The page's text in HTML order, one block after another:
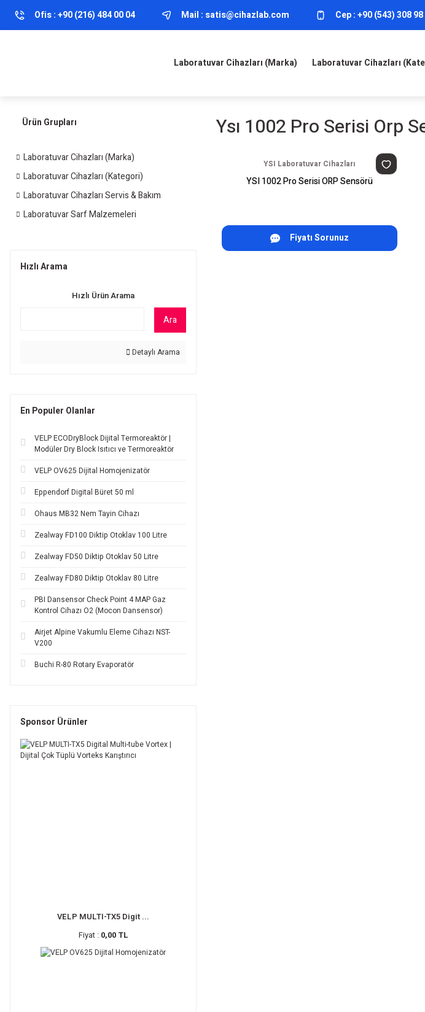
Ofis :+90 (216) 484 00 04 Mail : satis@cihazlab.com Cep :+90 (543) 308
Laboratuvar Cihazları (Marka) Laboratuvar Cihazları
Ürün Grupları
Laboratuvar Cihazları (Marka)
Laboratuvar Cihazları (Kategori)
Laboratuvar Cihazları Servis & Bakım
Laboratuvar Sarf Malzemeleri
Hızlı Arama
Hızlı Ürün Arama
Ara
Detaylı Arama
En Populer Olanlar
VELP ECODryBlock Dijital Termoreaktör |
Modüler Dry Block Isıtıcı ve Termoreaktör
VELP OV625 Dijital Homojenizatör
Eppendorf Digital Büret 50 ml
Ohaus MB32 Nem Tayin Cihazı
Zealway FD100 Diktip Otoklav 100 Litre
Zealway FD50 Diktip Otoklav 50 Litre
Zealway FD80 Diktip Otoklav 80 Litre
PBI Dansensor Check Point 4 MAP Gaz
Kontrol Cihazı O2 (Mocon Dansensor)
Airjet Alpine Vakumlu Eleme Cihazı NST-
V200
Buchi R-80 Rotary Evaporatör
Sponsor Ürünler
VELP MULTI-TX5 Digit ...
Fiyat : 0,00 TL
Ysı 1002 Pro Serisi Orp
YSI Laboratuvar Cihazları
YSI 1002 Pro Serisi ORP Sensörü
Fiyatı Sorunuz